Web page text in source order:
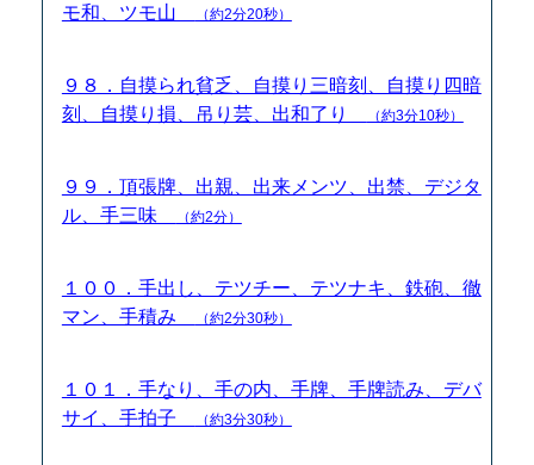
モ和、ツモ山
（約2分20秒）
９８．自摸られ貧乏、自摸り三暗刻、自摸り四暗
刻、自摸り損、吊り芸、出和了り
（約3分10秒）
９９．頂張牌、出親、出来メンツ、出禁、デジタ
ル、手三味
（約2分）
１００．手出し、テツチー、テツナキ、鉄砲、徹
マン、手積み
（約2分30秒）
１０１．手なり、手の内、手牌、手牌読み、デバ
サイ、手拍子
（約3分30秒）